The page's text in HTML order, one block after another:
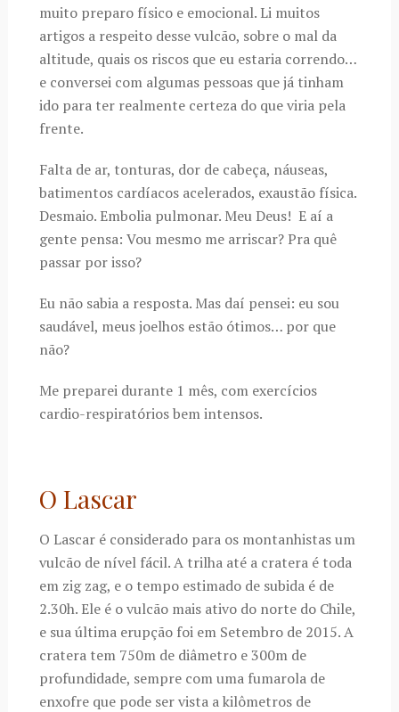
muito preparo físico e emocional. Li muitos
artigos a respeito desse vulcão, sobre o mal da
altitude, quais os riscos que eu estaria correndo…
e conversei com algumas pessoas que já tinham
ido para ter realmente certeza do que viria pela
frente.
Falta de ar, tonturas, dor de cabeça, náuseas,
batimentos cardíacos acelerados, exaustão física.
Desmaio. Embolia pulmonar. Meu Deus! E aí a
gente pensa: Vou mesmo me arriscar? Pra quê
passar por isso?
Eu não sabia a resposta. Mas daí pensei: eu sou
saudável, meus joelhos estão ótimos… por que
não?
Me preparei durante 1 mês, com exercícios
cardio-respiratórios bem intensos.
O Lascar
O Lascar é considerado para os montanhistas um
vulcão de nível fácil. A trilha até a cratera é toda
em zig zag, e o tempo estimado de subida é de
2.30h. Ele é o vulcão mais ativo do norte do Chile,
e sua última erupção foi em Setembro de 2015. A
cratera tem 750m de diâmetro e 300m de
profundidade, sempre com uma fumarola de
enxofre que pode ser vista a kilômetros de